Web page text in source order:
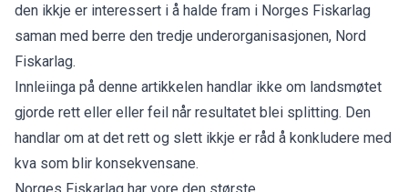
den ikkje er interessert i å halde fram i Norges Fiskarlag
saman med berre den tredje underorganisasjonen, Nord
Fiskarlag.
Innleiinga på denne artikkelen handlar ikke om landsmøtet
gjorde rett eller eller feil når resultatet blei splitting. Den
handlar om at det rett og slett ikkje er råd å konkludere med
kva som blir konsekvensane.